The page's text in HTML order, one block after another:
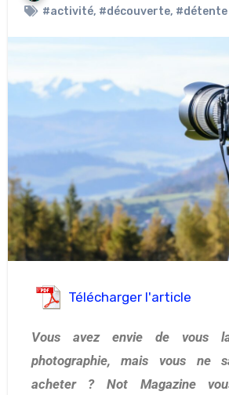
#activité, #découverte, #détente
Télécharger l'article
Vous avez envie de vous lancer dans la
photographie, mais vous ne
acheter ? Not Magazine